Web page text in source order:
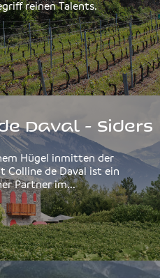
reinen Talents.
Daval - Siders
Hügel inmitten der
Colline de Daval ist ein
Partner im...